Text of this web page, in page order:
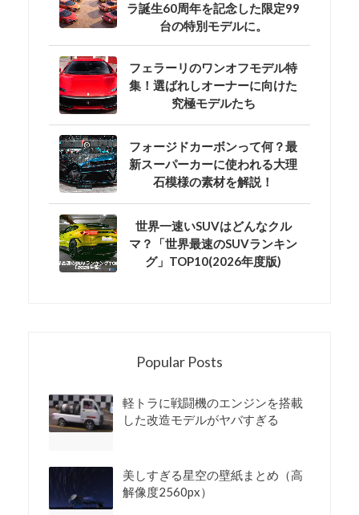
ラ誕生60周年を記念した限定99
台の特別モデルに。
フェラーリのワンオフモデル特
集！選ばれしオーナーに向けた
究極モデルたち
フォージドカーボンって何？最
新スーパーカーに使われる大理
石模様の素材を解説！
世界一速いSUVはどんなクル
マ？「世界最速のSUVランキン
グ」TOP10(2026年度版)
Popular Posts
軽トラに戦闘機のエンジンを搭載
した改造モデルがヤバすぎる
美しすぎる星空の壁紙まとめ（高
解像度2560px）